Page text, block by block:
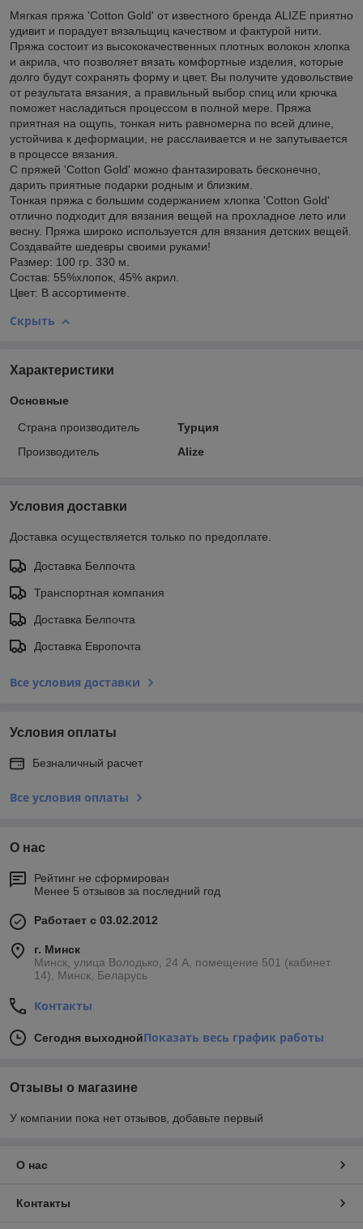
Мягкая пряжа 'Cotton Gold' от известного бренда ALIZE приятно
удивит и порадует вязальщиц качеством и фактурой нити.
Пряжа состоит из высококачественных плотных волокон хлопка
и акрила, что позволяет вязать комфортные изделия, которые
долго будут сохранять форму и цвет. Вы получите удовольствие
от результата вязания, а правильный выбор спиц или крючка
поможет насладиться процессом в полной мере. Пряжа
приятная на ощупь, тонкая нить равномерна по всей длине,
устойчива к деформации, не расслаивается и не запутывается
в процессе вязания.
С пряжей 'Cotton Gold' можно фантазировать бесконечно,
дарить приятные подарки родным и близким.
Тонкая пряжа с большим содержанием хлопка 'Cotton Gold'
отлично подходит для вязания вещей на прохладное лето или
весну. Пряжа широко используется для вязания детских вещей.
Создавайте шедевры своими руками!
Размер: 100 гр. 330 м.
Состав: 55%хлопок, 45% акрил.
Цвет: В ассортименте.
Скрыть
Характеристики
Основные
Страна производитель
Турция
Производитель
Alize
Условия доставки
Доставка осуществляется только по предоплате.
Доставка Белпочта
Транспортная компания
Доставка Белпочта
Доставка Европочта
Все условия доставки
Условия оплаты
Безналичный расчет
Все условия оплаты
О нас
Рейтинг не сформирован
Менее 5 отзывов за последний год
Работает с 03.02.2012
г. Минск
Минск, улица Володько, 24 А, помещение 501 (кабинет
14), Минск, Беларусь
Контакты
Сегодня выходнойПоказать весь график работы
Отзывы о магазине
У компании пока нет отзывов, добавьте первый
О нас
Контакты